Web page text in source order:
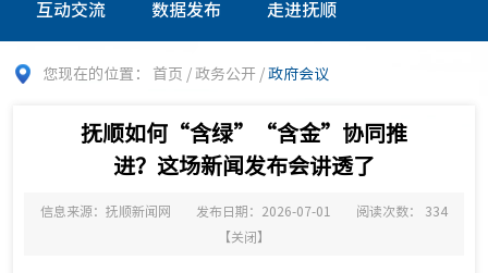
互动交流
数据发布 走进抚顺
您现在的位置： 首页 /政务公开 /政府会议
抚顺如何“含绿”“含金”协同推
进？这场新闻发布会讲透了
信息来源：抚顺新闻网 发布日期：2026-07-01 阅读次数： 334
【关闭】